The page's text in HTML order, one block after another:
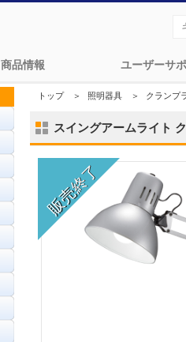
商品情報 ユーザーサ
トップ＞ 照明器具 ＞ クランプ
スイングアームライト